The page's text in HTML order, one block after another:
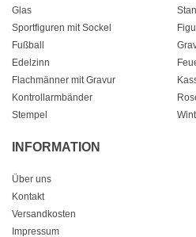
Glas
Sportfiguren mit Sockel
Fußball
Edelzinn
Flachmänner mit Gravur
Kontrollarmbänder
Stempel
INFORMATION
Über uns
Kontakt
Versandkosten
Impressum